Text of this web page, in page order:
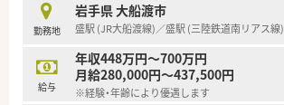
勤務地
岩手県 大船渡市
盛駅 (JR大船渡線)／盛駅 (三陸鉄道南リアス線)
給与
年収448万円～700万円
月給280,000円～437,500円
※経験・年齢により優遇します